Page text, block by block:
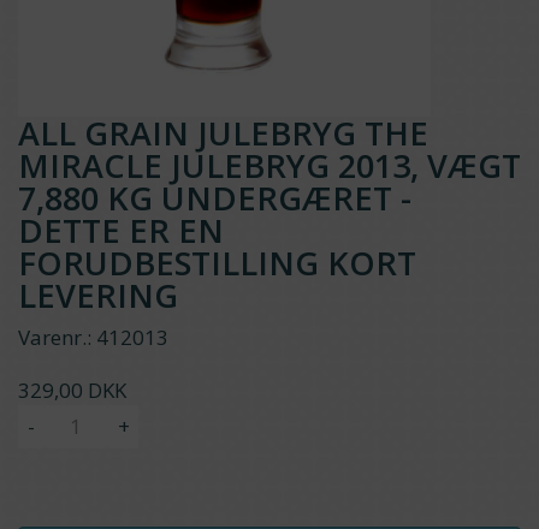
ALL GRAIN JULEBRYG THE
MIRACLE JULEBRYG 2013, VÆGT
7,880 KG UNDERGÆRET -
DETTE ER EN
FORUDBESTILLING KORT
LEVERING
Varenr.: 412013
329,00 DKK
-
+